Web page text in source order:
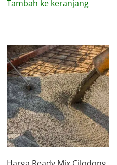
Tambah ke keranjang